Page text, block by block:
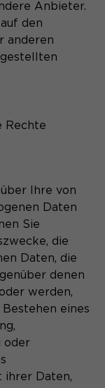
Anbieter.
den
anderen
Rechte
Ihre von
Daten
Sie
die
Daten, die
denen
werden,
eines
oder
ihrer Daten,